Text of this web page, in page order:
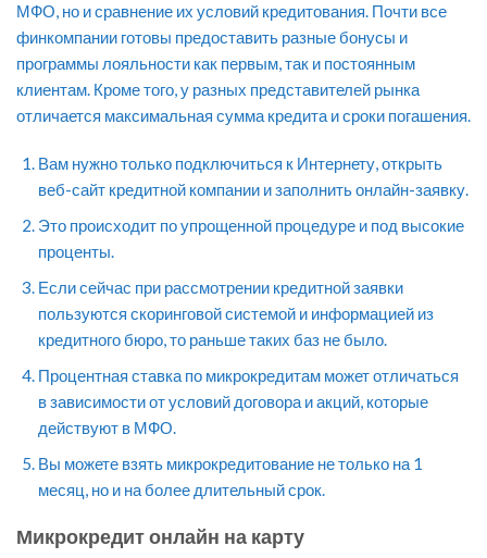
МФО, но и сравнение их условий кредитования. Почти все
финкомпании готовы предоставить разные бонусы и
программы лояльности как первым, так и постоянным
клиентам. Кроме того, у разных представителей рынка
отличается максимальная сумма кредита и сроки погашения.
Вам нужно только подключиться к Интернету, открыть
веб-сайт кредитной компании и заполнить онлайн-заявку.
Это происходит по упрощенной процедуре и под высокие
проценты.
Если сейчас при рассмотрении кредитной заявки
пользуются скоринговой системой и информацией из
кредитного бюро, то раньше таких баз не было.
Процентная ставка по микрокредитам может отличаться
в зависимости от условий договора и акций, которые
действуют в МФО.
Вы можете взять микрокредитование не только на 1
месяц, но и на более длительный срок.
Микрокредит онлайн на карту